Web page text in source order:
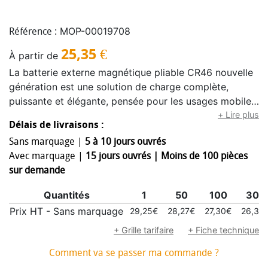
Référence : MOP-00019708
À partir de 25,35 €
La batterie externe magnétique pliable CR46 nouvelle
génération est une solution de charge complète,
puissante et élégante, pensée pour les usages mobiles
modernes. Son design pliable 3-en-1 lui permet de
fonctionner à la fois comme batterie nomade,
chargeur magnétique sans fil et station de charge de
bureau. Une fois pliée, elle se fixe simplement à
l’arrière du smartphone grâce à la technologie
stable et pratique en déplacement ; dépliée, elle
devient une véritable station combinant charge filaire
et charge sans fil magnétique pour alimenter
un autre appareil via câble Type-C ou iOS. Sa capacité
+ Lire plus
Délais de livraisons :
Sans marquage | 5 à 10 jours ouvrés
Avec marquage | 15 jours ouvrés | Moins de 100 pièces
sur demande
Quantités 1 50 100
300
Prix HT - Sans marquage
29,25€ 28,27€ 27,30€
+ Grille tarifaire
+ Fiche technique
Comment va se passer ma commande ?